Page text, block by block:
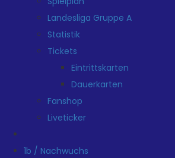
Landesliga Gruppe A
Statistik
Tickets
Eintrittskarten
Dauerkarten
Fanshop
Liveticker
1b / Nachwuchs